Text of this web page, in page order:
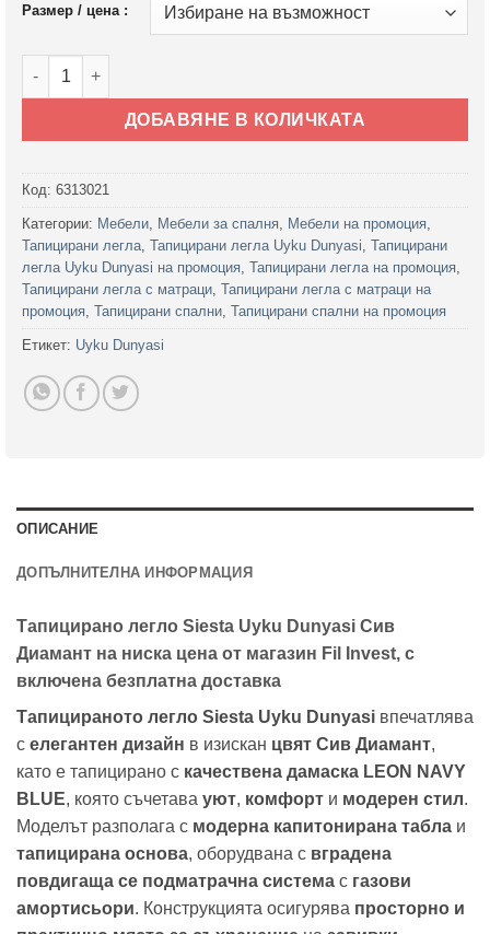
Размер / цена :
количество за Тапицирано легло Siesta Uyku Dunyasi Сив
ДОБАВЯНЕ В КОЛИЧКАТА
Код: 6313021
Категории: Мебели Мебели за спалня Мебели на промоция
Тапицирани легла Тапицирани легла Uyku Dunyasi Тапицирани
легла Uyku Dunyasi на промоция Тапицирани легла на промоция
Тапицирани легла с матраци Тапицирани легла с матраци на
промоция Тапицирани спални Тапицирани спални на промоция
Етикет: Uyku Dunyasi
ОПИСАНИЕ
ДОПЪЛНИТЕЛНА ИНФОРМАЦИЯ
Тапицирано легло Siesta Uyku Dunyasi Сив
Диамант на ниска цена от магазин Fil Invest, с
включена безплатна доставка
Тапицираното легло Siesta Uyku Dunyasi впечатлява
с елегантен дизайн в изискан цвят Сив Диамант,
като е тапицирано с качествена дамаска LEON NAVY
BLUE, която съчетава уют, комфорт и модерен стил.
Моделът разполага с модерна капитонирана табла и
тапицирана основа, оборудвана с вградена
повдигаща се подматрачна система с газови
амортисьори. Конструкцията осигурява просторно и